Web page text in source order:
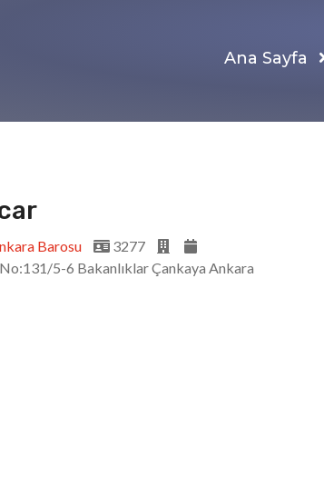
Ana Sayfa
Barosu
3277
5-6 Bakanlıklar Çankaya Ankara